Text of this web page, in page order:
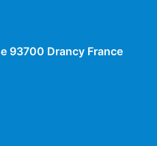
93700 Drancy France